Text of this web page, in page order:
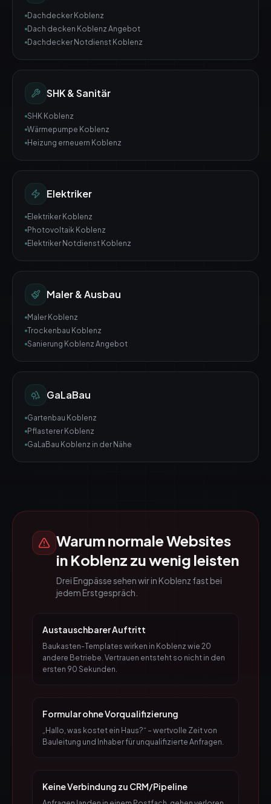
Dachdecker Koblenz
Dach decken Koblenz Angebot
Dachdecker Notdienst Koblenz
SHK & Sanitär
SHK Koblenz
Wärmepumpe Koblenz
Heizung erneuern Koblenz
Elektriker
Elektriker Koblenz
Photovoltaik Koblenz
Elektriker Notdienst Koblenz
Maler & Ausbau
Maler Koblenz
Trockenbau Koblenz
Sanierung Koblenz Angebot
GaLaBau
Gartenbau Koblenz
Pflasterer Koblenz
GaLaBau Koblenz in der Nähe
Warum normale Websites
in Koblenz zu wenig leisten
Drei Engpässe sehen wir in Koblenz fast bei
jedem Erstgespräch.
Austauschbarer Auftritt
Baukasten-Templates wirken in Koblenz wie 20
andere Betriebe. Vertrauen entsteht so nicht in den
ersten 90 Sekunden.
Formular ohne Vorqualifizierung
„Hallo, was kostet ein Haus?“ – wertvolle Zeit von
Bauleitung und Inhaber für unqualifizierte Anfragen.
Keine Verbindung zu CRM/Pipeline